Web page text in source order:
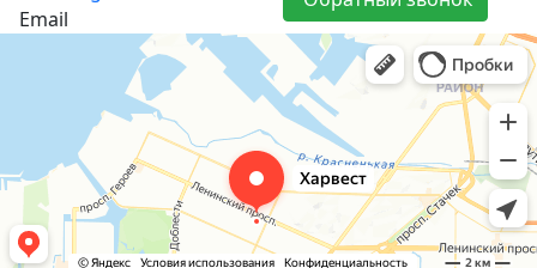
Email